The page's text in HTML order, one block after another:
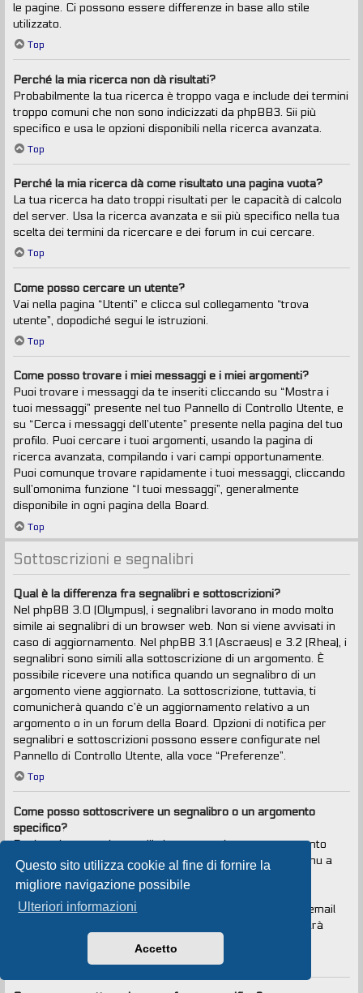
Questo sito utilizza cookie al fine di fornire la
migliore navigazione possibile
Ulteriori informazioni
Accetto
le pagine. Ci possono essere differenze in base allo stile
utilizzato.
Top
Perché la mia ricerca non dà risultati?
Probabilmente la tua ricerca è troppo vaga e include dei termini
troppo comuni che non sono indicizzati da phpBB3. Sii più
specifico e usa le opzioni disponibili nella ricerca avanzata.
Top
Perché la mia ricerca dà come risultato una pagina vuota?
La tua ricerca ha dato troppi risultati per le capacità di calcolo
del server. Usa la ricerca avanzata e sii più specifico nella tua
scelta dei termini da ricercare e dei forum in cui cercare.
Top
Come posso cercare un utente?
Vai nella pagina “Utenti” e clicca sul collegamento “trova
utente”, dopodiché segui le istruzioni.
Top
Come posso trovare i miei messaggi e i miei argomenti?
Puoi trovare i messaggi da te inseriti cliccando su “Mostra i
tuoi messaggi” presente nel tuo Pannello di Controllo Utente, e
su “Cerca i messaggi dell’utente” presente nella pagina del tuo
profilo. Puoi cercare i tuoi argomenti, usando la pagina di
ricerca avanzata, compilando i vari campi opportunamente.
Puoi comunque trovare rapidamente i tuoi messaggi, cliccando
sull’omonima funzione “I tuoi messaggi”, generalmente
disponibile in ogni pagina della Board.
Top
Sottoscrizioni e segnalibri
Qual è la differenza fra segnalibri e sottoscrizioni?
Nel phpBB 3.0 (Olympus), i segnalibri lavorano in modo molto
simile ai segnalibri di un browser web. Non si viene avvisati in
caso di aggiornamento. Nel phpBB 3.1 (Ascraeus) e 3.2 (Rhea), i
segnalibri sono simili alla sottoscrizione di un argomento. È
possibile ricevere una notifica quando un segnalibro di un
argomento viene aggiornato. La sottoscrizione, tuttavia, ti
comunicherà quando c’è un aggiornamento relativo a un
argomento o in un forum della Board. Opzioni di notifica per
segnalibri e sottoscrizioni possono essere configurate nel
Pannello di Controllo Utente, alla voce “Preferenze”.
Top
Come posso sottoscrivere un segnalibro o un argomento
specifico?
Puoi aggiungere ai segnalibri o sottoscrivere un argomento
specifico cliccando sul collegamento appropriato nel menu a
tendina “Strumenti argomento”, situato vicino alla parte
superiore e inferiore di un argomento.
Rispondendo a un argomento con la voce “Avvisami via email
quando si risponde in questo argomento” selezionata, sarà
anche sottoscritto l’argomento.